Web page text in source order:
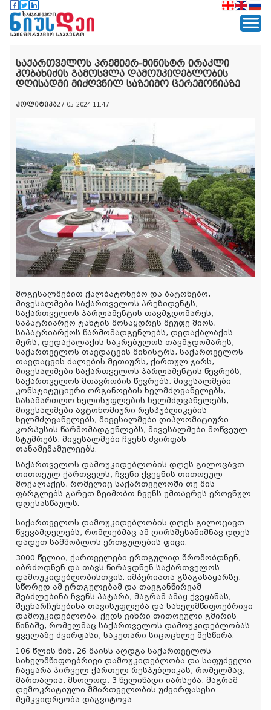
საქართველოს პრემიერ-მინისტრ ირაკლი
კობახიძის გამოსვლა დამოუკიდებლობის
დღისადმი მიძღვნილ საზეიმო ცერემონიაზე
პოლიტიკა27-05-2024 11:47
მოგესალმებით ქალბატონებო და ბატონებო,
მივესალმები საქართველოს პრეზიდენტს,
საქართველოს პარლამენტის თავმჯდომარეს,
საპატრიარქო ტახტის მოსაყდრეს მეუფე შიოს,
საპატრიარქოს წარმომადგენლებს, დედაქალაქის
მერს, დედაქალაქის საკრებულოს თავმჯდომარეს,
საქართველოს თავდაცვის მინისტრს, საქართველოს
თავდაცვის ძალების მეთაურს, ქართულ ჯარს,
მივესალმები საქართველოს პარლამენტის წევრებს,
საქართველოს მთავრობის წევრებს, მივესალმები
კონსტიტუციური ორგანოების ხელმძღვანელებს,
სასამართლო ხელისუფლების ხელმძღვანელებს,
მივესალმები ავტონომიური რესპუბლიკების
ხელმძღვანელებს, მივესალმები დიპლომატიური
კორპუსის წარმომადგენლებს, მივესალმები მოწვეულ
სტუმრებს, მივესალმები ჩვენს ძვირფას
თანამემამულეებს.
საქართველოს დამოუკიდებლობის დღეს გილოცავთ
თითოეულ ქართველს, ჩვენი ქვეყნის თითოეულ
მოქალაქეს, რომელიც საქართველოში თუ მის
ფარგლებს გარეთ ზეიმობთ ჩვენს უმთავრეს ეროვნულ
დღესასწაულს.
საქართველოს დამოუკიდებლობის დღეს გილოცავთ
წვევამდელებს, რომლებმაც ამ ღირსშესანიშნავ დღეს
დადეთ სამშობლოს ერთგულების ფიცი.
3000 წელია, ქართველები ერთგულად შრომობდნენ,
იბრძოდნენ და თავს წირავდნენ საქართველოს
დამოუკიდებლობისთვის. იმპერიათა გზაგასაყარზე,
სწორედ ამ ერთგულებამ და თავგანწირვამ
შეაძლებინა ჩვენს პატარა, მაგრამ ამაყ ქვეყანას,
შეენარჩუნებინა თავისუფლება და სახელმწიფოებრივი
დამოუკიდებლობა. ქედს ვიხრი თითოეული გმირის
წინაშე, რომელმაც საქართველოს დამოუკიდებლობას
ყველაზე ძვირფასი, საკუთარი სიცოცხლე შესწირა.
106 წლის წინ, 26 მაისს აღდგა საქართველოს
სახელმწიფოებრივი დამოუკიდებლობა და საფუძველი
ჩაეყარა პირველ ქართულ რესპუბლიკას, რომელმაც,
მართალია, მხოლოდ, 3 წელიწადი იარსება, მაგრამ
დემოკრატიული მმართველობის უძვირფასესი
მემკვიდრეობა დაგვიტოვა.